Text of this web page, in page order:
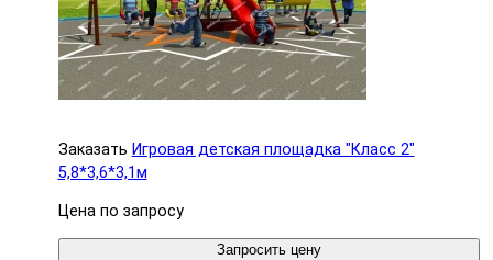
Заказать Игровая детская площадка "Класс 2"
5,8*3,6*3,1м
Цена по запросу
Запросить цену